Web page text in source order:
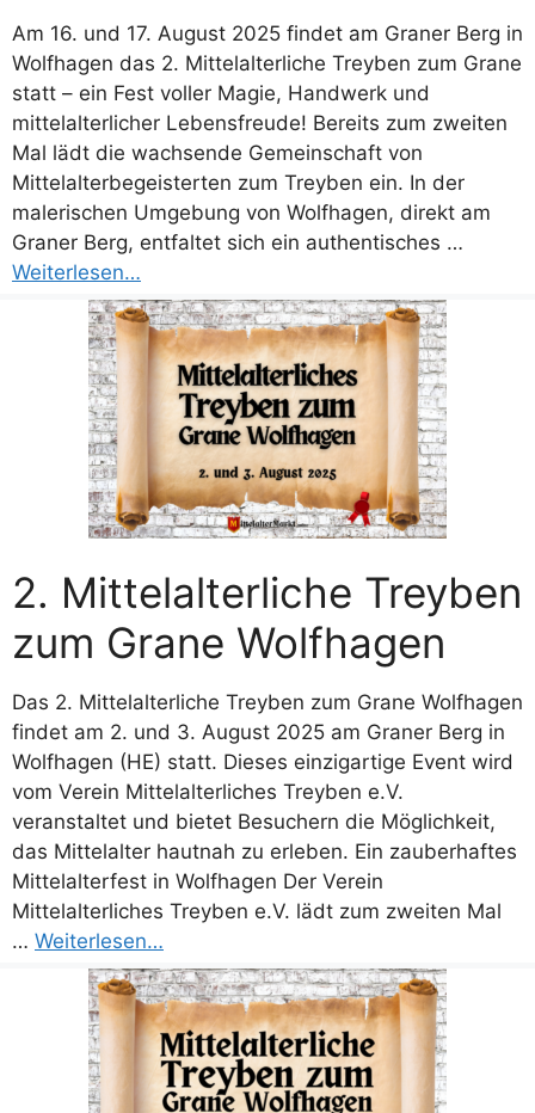
Am 16. und 17. August 2025 findet am Graner Berg in
Wolfhagen das 2. Mittelalterliche Treyben zum Grane
statt – ein Fest voller Magie, Handwerk und
mittelalterlicher Lebensfreude! Bereits zum zweiten
Mal lädt die wachsende Gemeinschaft von
Mittelalterbegeisterten zum Treyben ein. In der
malerischen Umgebung von Wolfhagen, direkt am
Graner Berg, entfaltet sich ein authentisches …
Weiterlesen…
2. Mittelalterliche Treyben
zum Grane Wolfhagen
Das 2. Mittelalterliche Treyben zum Grane Wolfhagen
findet am 2. und 3. August 2025 am Graner Berg in
Wolfhagen (HE) statt. Dieses einzigartige Event wird
vom Verein Mittelalterliches Treyben e.V.
veranstaltet und bietet Besuchern die Möglichkeit,
das Mittelalter hautnah zu erleben. Ein zauberhaftes
Mittelalterfest in Wolfhagen Der Verein
Mittelalterliches Treyben e.V. lädt zum zweiten Mal
… Weiterlesen…